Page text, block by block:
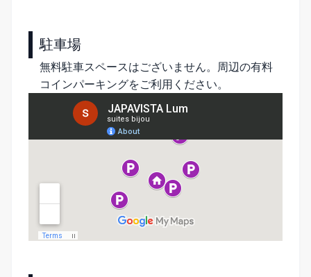
駐車場
無料駐車スペースはございません。周辺の有料
コインパーキングをご利用ください。